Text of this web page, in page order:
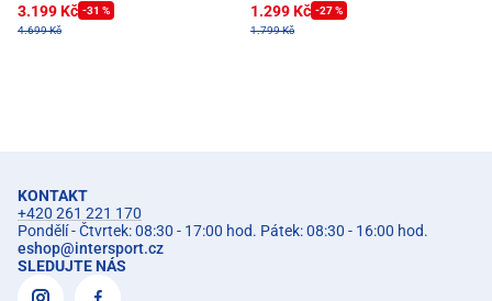
3.199 Kč -31 %
4.699 Kč
1.299 Kč -27 %
1.799 Kč
KONTAKT
+420 261 221 170
Pondělí - Čtvrtek: 08:30 - 17:00 hod. Pátek: 08:30 - 16:00 hod.
eshop@intersport.cz
SLEDUJTE NÁS